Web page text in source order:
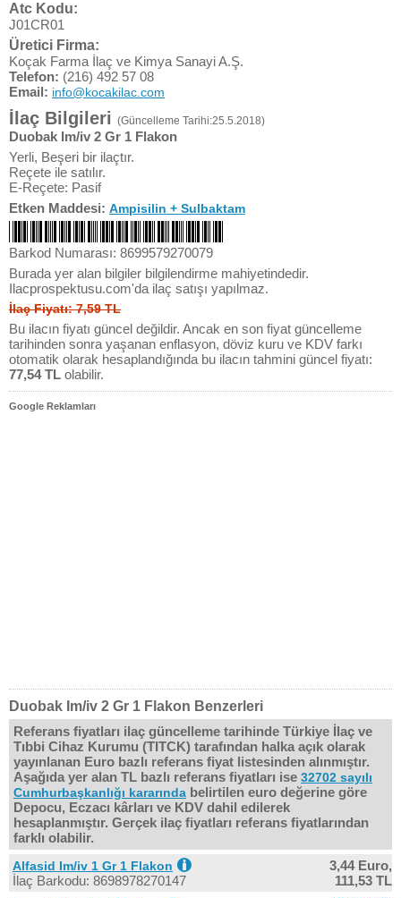
Atc Kodu:
J01CR01
Üretici Firma:
Koçak Farma İlaç ve Kimya Sanayi A.Ş.
Telefon: (216) 492 57 08
Email: info@kocakilac.com
İlaç Bilgileri (Güncelleme Tarihi:25.5.2018)
Duobak Im/iv 2 Gr 1 Flakon
Yerli, Beşeri bir ilaçtır.
Reçete ile satılır.
E-Reçete: Pasif
Etken Maddesi: Ampisilin + Sulbaktam
Barkod Numarası: 8699579270079
Burada yer alan bilgiler bilgilendirme mahiyetindedir.
Ilacprospektusu.com'da ilaç satışı yapılmaz.
İlaç Fiyatı: 7,59 TL
Bu ilacın fiyatı güncel değildir. Ancak en son fiyat güncelleme
tarihinden sonra yaşanan enflasyon, döviz kuru ve KDV farkı
otomatik olarak hesaplandığında bu ilacın tahmini güncel fiyatı:
77,54 TL olabilir.
Google Reklamları
Duobak Im/iv 2 Gr 1 Flakon Benzerleri
Referans fiyatları ilaç güncelleme tarihinde Türkiye İlaç ve
Tıbbi Cihaz Kurumu (TITCK) tarafından halka açık olarak
yayınlanan Euro bazlı referans fiyat listesinden alınmıştır.
Aşağıda yer alan TL bazlı referans fiyatları ise 32702 sayılı
Cumhurbaşkanlığı kararında belirtilen euro değerine göre
Depocu, Eczacı kârları ve KDV dahil edilerek
hesaplanmıştır. Gerçek ilaç fiyatları referans fiyatlarından
farklı olabilir.
Alfasid Im/iv 1 Gr 1 Flakon
İlaç Barkodu: 8698978270147
3,44 Euro,
111,53 TL